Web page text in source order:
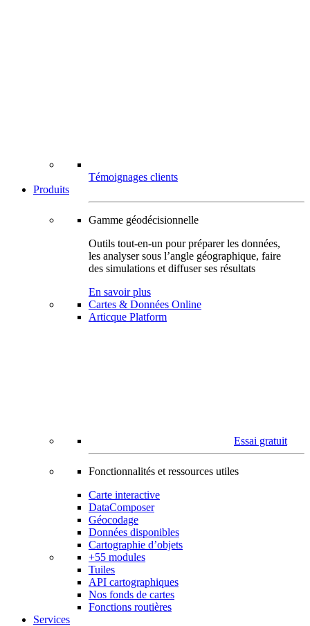
Témoignages clients
Produits
Gamme géodécisionnelle
Outils tout-en-un pour préparer les données,
les analyser sous l’angle géographique, faire
des simulations et diffuser ses résultats
En savoir plus
Cartes & Données Online
Articque Platform
Essai gratuit
Fonctionnalités et ressources utiles
Carte interactive
DataComposer
Géocodage
Données disponibles
Cartographie d’objets
+55 modules
Tuiles
API cartographiques
Nos fonds de cartes
Fonctions routières
Services